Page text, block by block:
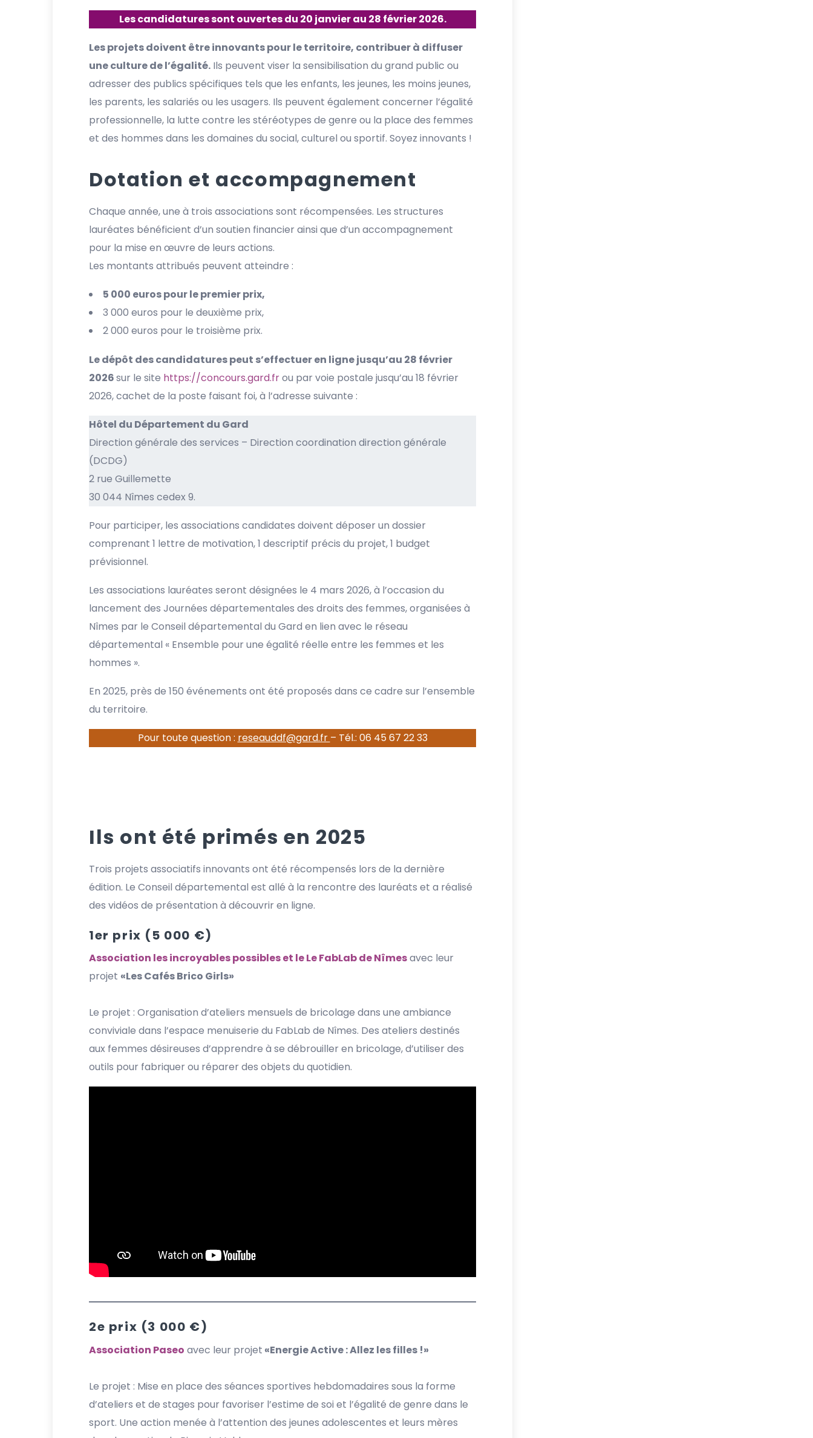
Les candidatures sont ouvertes du 20 janvier au 28 février 2026.
Les projets doivent être innovants pour le territoire, contribuer à diffuser
une culture de l’égalité. Ils peuvent viser la sensibilisation du grand public ou
adresser des publics spécifiques tels que les enfants, les jeunes, les moins jeunes,
les parents, les salariés ou les usagers. Ils peuvent également concerner l’égalité
professionnelle, la lutte contre les stéréotypes de genre ou la place des femmes
et des hommes dans les domaines du social, culturel ou sportif. Soyez innovants !
Dotation et accompagnement
Chaque année, une à trois associations sont récompensées. Les structures
lauréates bénéficient d’un soutien financier ainsi que d’un accompagnement
pour la mise en œuvre de leurs actions.
Les montants attribués peuvent atteindre :
5 000 euros pour le premier prix,
3 000 euros pour le deuxième prix,
2 000 euros pour le troisième prix.
Le dépôt des candidatures peut s’effectuer en ligne jusqu’au 28 février
2026sur le site https://concours.gard.frou par voie postale jusqu’au 18 février
2026, cachet de la poste faisant foi, à l’adresse suivante :
Hôtel du Département du Gard
Direction générale des services – Direction coordination direction générale
(DCDG)
2 rue Guillemette
30 044 Nîmes cedex 9.
Pour participer, les associations candidates doivent déposer un dossier
comprenant 1 lettre de motivation, 1 descriptif précis du projet, 1 budget
prévisionnel.
Les associations lauréates seront désignées le 4 mars 2026, à l’occasion du
lancement des Journées départementales des droits des femmes, organisées à
Nîmes par le Conseil départemental du Gard en lien avec le réseau
départemental « Ensemble pour une égalité réelle entre les femmes et les
hommes ».
En 2025, près de 150 événements ont été proposés dans ce cadre sur l’ensemble
du territoire.
Pour toute question : reseauddf@gard.fr – Tél.: 06 45 67 22 33
Ils ont été primés en 2025
Trois projets associatifs innovants ont été récompensés lors de la dernière
édition. Le Conseil départemental est allé à la rencontre des lauréats et a réalisé
des vidéos de présentation à découvrir en ligne.
1er prix (5 000 €)
Association les incroyables possibles et le Le FabLab de Nîmesavec leur
projet «Les Cafés Brico Girls»
Le projet : Organisation d’ateliers mensuels de bricolage dans une ambiance
conviviale dans l’espace menuiserie du FabLab de Nîmes. Des ateliers destinés
aux femmes désireuses d’apprendre à se débrouiller en bricolage, d’utiliser des
outils pour fabriquer ou réparer des objets du quotidien.
2e prix (3 000 €)
Association Paseo avec leur projet «Energie Active : Allez les filles !»
Le projet : Mise en place des séances sportives hebdomadaires sous la forme
d’ateliers et de stages pour favoriser l’estime de soi et l’égalité de genre dans le
sport. Une action menée à l’attention des jeunes adolescentes et leurs mères